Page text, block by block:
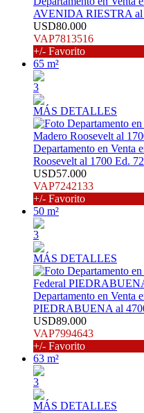
AVENIDA RIESTRA al
USD80.000
VAP7813516
+/- Favorito
65 m²
3
MÁS DETALLES
Departamento en Venta
Roosevelt al 1700 Ed. 72
USD57.000
VAP7242133
+/- Favorito
50 m²
3
MÁS DETALLES
Departamento en Venta
PIEDRABUENA al
USD89.000
VAP7994643
+/- Favorito
63 m²
3
MÁS DETALLES